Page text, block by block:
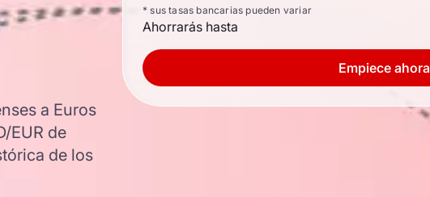
a Euros
EUR de
de los
* sus tasas bancarias pueden variar
Ahorrarás hasta
Empiece ahora